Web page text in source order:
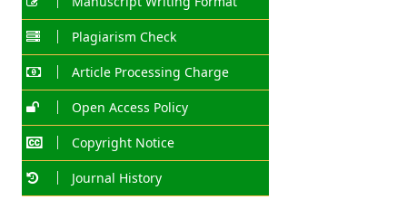
Plagiarism Check
Article Processing Charge
Open Access Policy
Copyright Notice
Journal History